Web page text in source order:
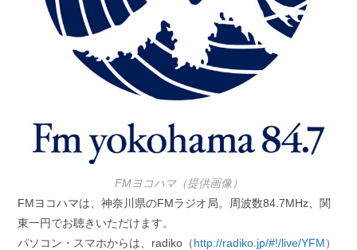
FMヨコハマ（提供画像）
FMヨコハマは、神奈川県のFMラジオ局。周波数84.7MHz、関
東一円でお聴きいただけます。
パソコン・スマホからは、radiko（http://radiko.jp/#!/live/YFM）